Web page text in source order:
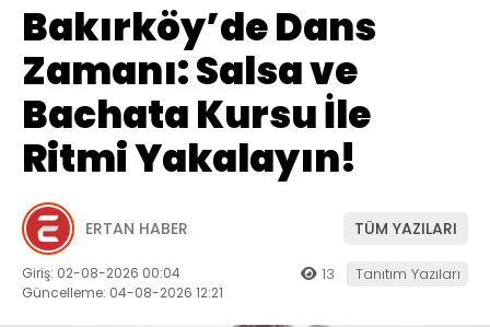
Bakırköy’de Dans
Zamanı: Salsa ve
Bachata Kursu İle
Ritmi Yakalayın!
ERTAN HABER TÜM YAZILARI
Giriş: 02-08-2026 00:04
Güncelleme: 04-08-2026 12:21
13 Tanıtım Yazıları